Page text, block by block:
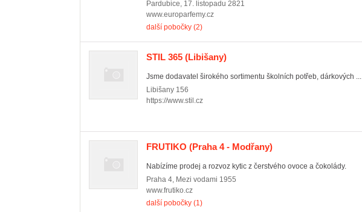
Pardubice, 17. listopadu 2821
www.europarfemy.cz
další pobočky (2)
STIL 365 (Libišany)
Jsme dodavatel širokého sortimentu školních potřeb, dárkových ...
Libišany 156
https://www.stil.cz
FRUTIKO (Praha 4 - Modřany)
Nabízíme prodej a rozvoz kytic z čerstvého ovoce a čokolády.
Praha 4, Mezi vodami 1955
www.frutiko.cz
další pobočky (1)